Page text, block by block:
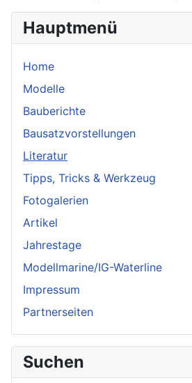
Hauptmenü
Home
Modelle
Bauberichte
Bausatzvorstellungen
Literatur
Tipps, Tricks & Werkzeug
Fotogalerien
Artikel
Jahrestage
Modellmarine/IG-Waterline
Impressum
Partnerseiten
Suchen